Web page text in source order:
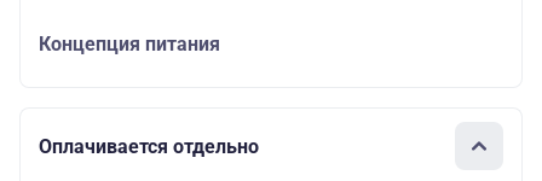
Концепция питания
Оплачивается отдельно